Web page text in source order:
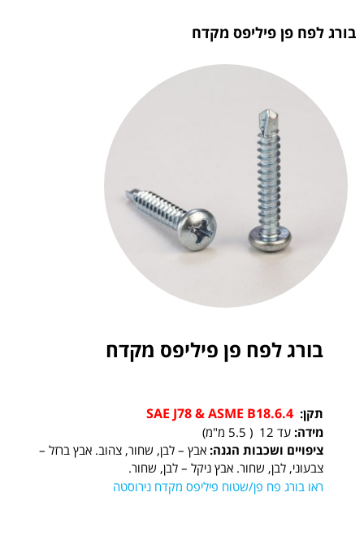
בורג לפח פן פיליפס מקדח
בורג לפח פן פיליפס מקדח
תקן:
מידה: עד 12 ( 5.5 מ"מ)
ציפויים ושכבות הגנה: אבץ – לבן, שחור, צהוב. אבץ ברזל –
צבעוני, לבן, שחור. אבץ ניקל – לבן, שחור.
ראו בורג פח פן/שטוח פיליפס מקדח נירוסטה